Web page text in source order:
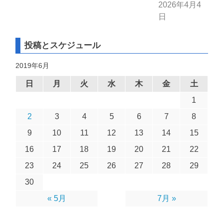
2026年4月4
日
投稿とスケジュール
2019年6月
日 月 火 水 木 金 土
« 5月 7月 »
1
2
3 4 5 6 7
8
9
10 11 12 13 14
15
16
17 18 19 20 21
22
23
24 25 26 27 28
29
30